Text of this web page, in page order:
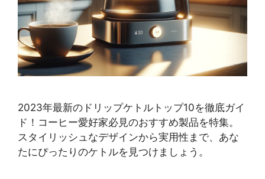
2023年最新のドリップケトルトップ10を徹底ガイ
ド！コーヒー愛好家必見のおすすめ製品を特集。
スタイリッシュなデザインから実用性まで、あな
たにぴったりのケトルを見つけましょう。